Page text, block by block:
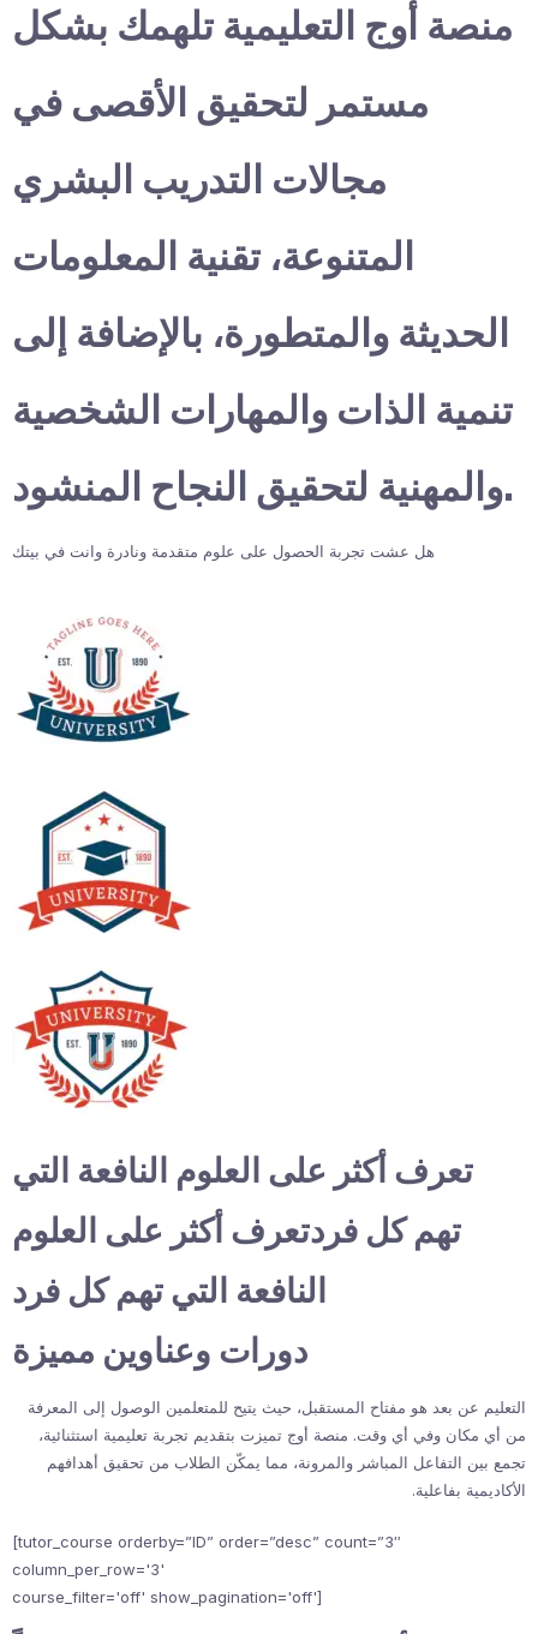
منصة أوج التعليمية تلهمك بشكل
مستمر لتحقيق الأقصى في
مجالات التدريب البشري
المتنوعة، تقنية المعلومات
الحديثة والمتطورة، بالإضافة إلى
تنمية الذات والمهارات الشخصية
والمهنية لتحقيق النجاح المنشود.
هل عشت تجربة الحصول على علوم متقدمة ونادرة وانت في بيتك
تعرف أكثر على العلوم النافعة التي
تهم كل فردتعرف أكثر على العلوم
النافعة التي تهم كل فرد
دورات وعناوين مميزة
التعليم عن بعد هو مفتاح المستقبل، حيث يتيح للمتعلمين الوصول إلى المعرفة
من أي مكان وفي أي وقت. منصة أوج تميزت بتقديم تجربة تعليمية استثنائية،
تجمع بين التفاعل المباشر والمرونة، مما يمكّن الطلاب من تحقيق أهدافهم
الأكاديمية بفاعلية.
[tutor_course orderby=”ID” order=”desc” count=”3″
column_per_row='3'
course_filter='off' show_pagination='off']